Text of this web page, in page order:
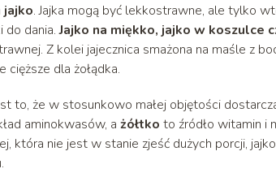
jajko. Jajka mogą być lekkostrawne, ale tylko
do dania.Jajko na miękko, jajko w koszulce
Z kolei jajecznica smażona na maśle z
cięższe dla żołądka.
to, że w stosunkowo małej objętości
aminokwasów, a żółtko to źródło witamin i
która nie jest w stanie zjeść dużych porcji,